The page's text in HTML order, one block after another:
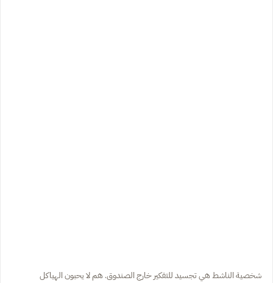
شخصية الناشط هي تجسيد للتفكير خارج الصندوق. هم لا يحبون الهياكل